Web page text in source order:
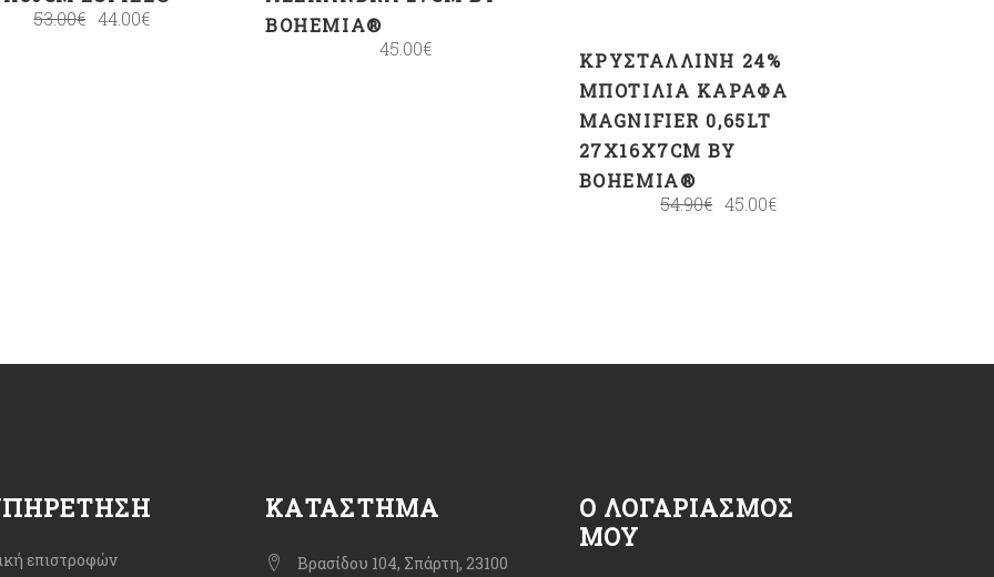
53.00€ 44.00€
BOHEMIA®
45.00€
ΚΡΥΣΤΆΛΛΙΝΗ 24%
ΜΠΟΤΊΛΙΑ ΚΑΡΆΦΑ
MAGNIFIER 0,65LT
27X16X7CM BY
BOHEMIA®
54.90€ 45.00€
επιστροφών
ΚΑΤΆΣΤΗΜΑ
Βρασίδου 104, Σπάρτη, 23100
Ο ΛΟΓΑΡΙΑΣΜΌΣ
ΜΟΥ